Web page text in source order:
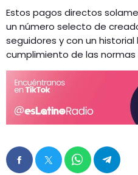
Estos pagos directos
un número selecto de
seguidores y con un
cumplimiento de las